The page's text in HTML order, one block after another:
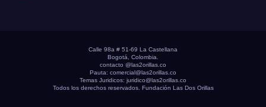
Calle 98a # 51-69 La Castellana
Bogotá, Colombia.
contacto @las2orillas.co
Pauta: comercial@las2orillas.co
Temas Juridicos: juridico@las2orillas.co
Todos los derechos reservados. Fundación Las Dos Orillas